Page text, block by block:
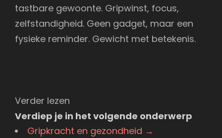
tastbare gewoonte. Gripwinst, focus,
zelfstandigheid. Geen gadget, maar een
fysieke reminder. Gewicht met betekenis.
Verder lezen
Verdiep je in het volgende onderwerp
Gripkracht en gezondheid →